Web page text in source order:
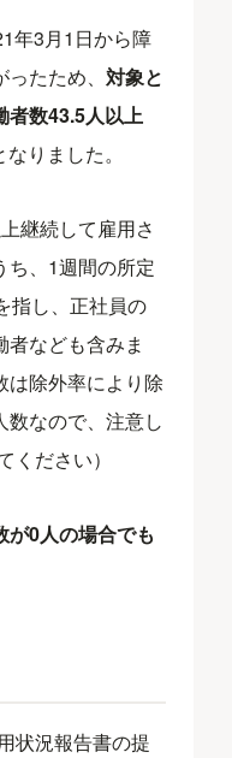
年3月1日から障
ったため、対象と
者数43.5人以上
なりました。
継続して雇用さ
ち、1週間の所定
指し、正社員の
なども含みま
は除外率により除
数なので、注意し
ください）
が0人の場合でも
状況報告書の提